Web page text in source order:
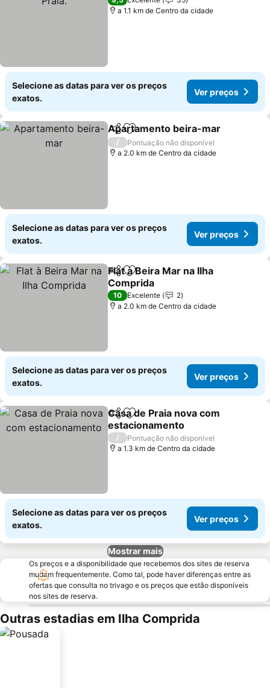
a 1.1 km de Centro da cidade
Selecione as datas para ver os preços
exatos.
Ver preços
PartilharAdicionar aos favoritos
Apartamento beira-mar
/
Pontuação não disponível
a 2.0 km de Centro da cidade
Selecione as datas para ver os preços
exatos.
Ver preços
PartilharAdicionar aos favoritos
Flat à Beira Mar na Ilha
Comprida
Ver preços
10 Excelente
2
a 2.0 km de Centro da cidade
Selecione as datas para ver os preços
exatos.
Ver preços
PartilharAdicionar aos favoritos
Casa de Praia nova com
estacionamento
Ver preços
/
Pontuação não disponível
a 1.3 km de Centro da cidade
Selecione as datas para ver os preços
exatos.
Ver preços
Mostrar mais
Os preços e a disponibilidade que recebemos dos sites de reserva
mudam frequentemente. Como tal, pode haver diferenças entre as
ofertas que consulta no trivago e os preços que estão disponíveis
nos sites de reserva.
Outras estadias em Ilha Comprida